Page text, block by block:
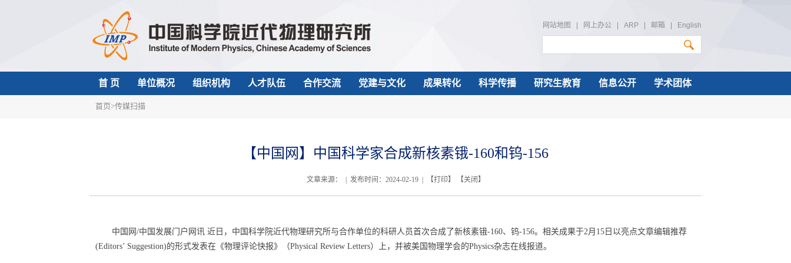
网站地图 网上办公| ARP| 邮箱 English
首 页 单位概况 组织机构 人才队伍 合作交流 党建与文化 成果转化 科学传播 研究生教育 信息公开 学术团体
首页>传媒扫描
【中国网】中国科学家合成新核素锇-160和钨-156
文章来源： | 发布时间：2024-02-19 | 【打印】 【关闭 】
中国网/中国发展门户网讯 近日，中国科学院近代物理研究所与合作单位的科研人员首次合成了新核素锇-160、钨-156。相关成果于2月15日以亮点文章编辑推荐
(Editors’ Suggestion)的形式发表在《物理评论快报》（Physical Review Letters）上，并被美国物理学会的Physics杂志在线报道。